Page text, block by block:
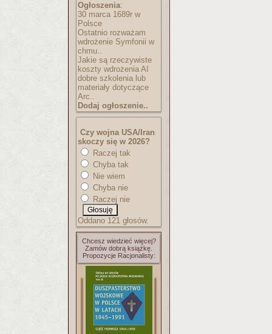
Ogłoszenia:
30 marca 1689r w
Polsce
Ostatnio rozważam
wdrożenie Symfonii w
chmu..
Jakie są rzeczywiste
koszty wdrożenia AI
dobre szkolenia lub
materiały dotyczące
Arc..
Dodaj ogłoszenie..
Czy wojna USA/Iran
skoczy się w 2026?
Raczej tak
Chyba tak
Nie wiem
Chyba nie
Raczej nie
Oddano 121 głosów.
Chcesz wiedzieć więcej?
Zamów dobrą książkę.
Propozycje Racjonalisty: